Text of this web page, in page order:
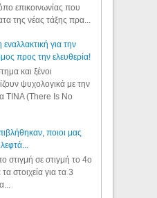
επικοινωνίας που
της νέας τάξης πρα...
για την
προς την ελευθερία!
και ξένοι
ψυχολογικά με την
TINA (There Is No
ποιοι μας
στιγμή σε στιγμή το 4ο
στοιχεία για τα 3